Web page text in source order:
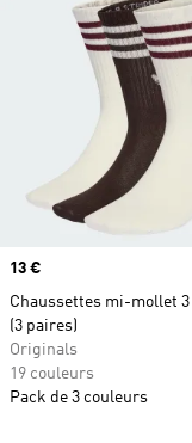
Prix
13 €
Chaussettes mi-mollet 3
(3 paires)
Originals
19 couleurs
Pack de 3 couleurs